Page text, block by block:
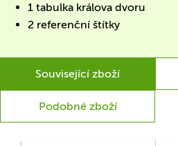
1 tabulka králova dvoru
2 referenční štítky
Související zboží
Podobné zboží